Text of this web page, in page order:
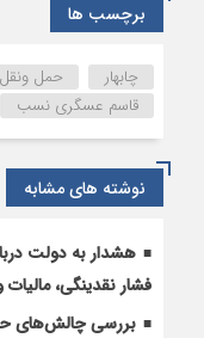
تداوم
منظم
حمل
کانتینری
بین
کشتیرانی
بندر
چابهار
برچسب ها
چابهار حمل ونقل
قاسم عسگری نسب
نوشته های مشابه
هشدار به دولت
فشار نقدینگی،
بررسی چالش‌های